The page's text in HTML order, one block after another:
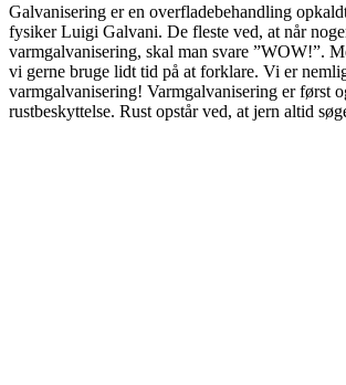
Galvanisering er en overfladebehandling
fysiker Luigi Galvani. De fleste ved, at når
varmgalvanisering, skal man svare ”WOW!”.
vi gerne bruge lidt tid på at forklare. Vi er
varmgalvanisering! Varmgalvanisering er først
rustbeskyttelse. Rust opstår ved, at jern altid